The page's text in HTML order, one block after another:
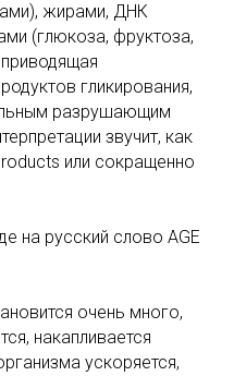
жирами, ДНК
(глюкоза, фруктоза,
гликирования,
разрушающим
звучит, как
или сокращенно
на русский слово AGE
очень много,
накапливается
ускоряется,